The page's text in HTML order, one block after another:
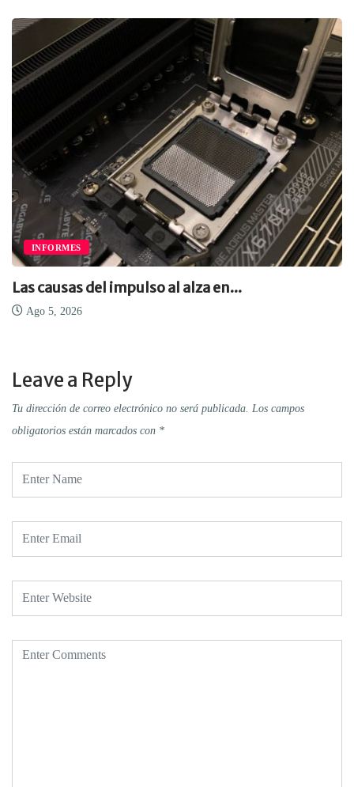
INFORMES
Las causas del impulso al alza en...
Ago 5, 2026
Leave a Reply
Tu dirección de correo electrónico no será publicada. Los campos
obligatorios están marcados con *